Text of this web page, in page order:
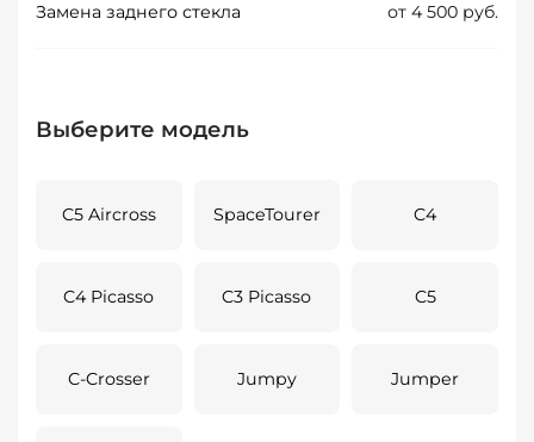
Замена заднего стекла от 4 500 руб.
Выберите модель
C5 Aircross SpaceTourer C4
C4 Picasso C3 Picasso C5
C-Crosser Jumpy Jumper